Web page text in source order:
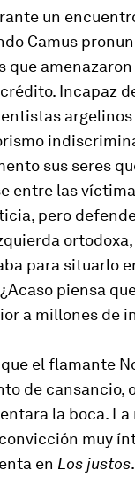
un
Camus
que amenazaron
Incapaz
argelinos
sus seres
entre las
pero
para situarlo
piensa
a millones de
el flamante
de cansancio,
la boca.
muy
en Los justos